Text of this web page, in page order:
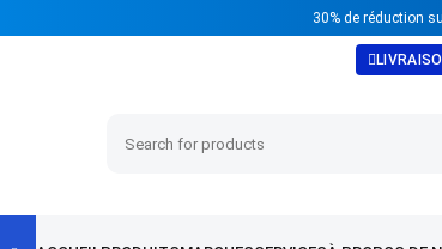
30% de réduction